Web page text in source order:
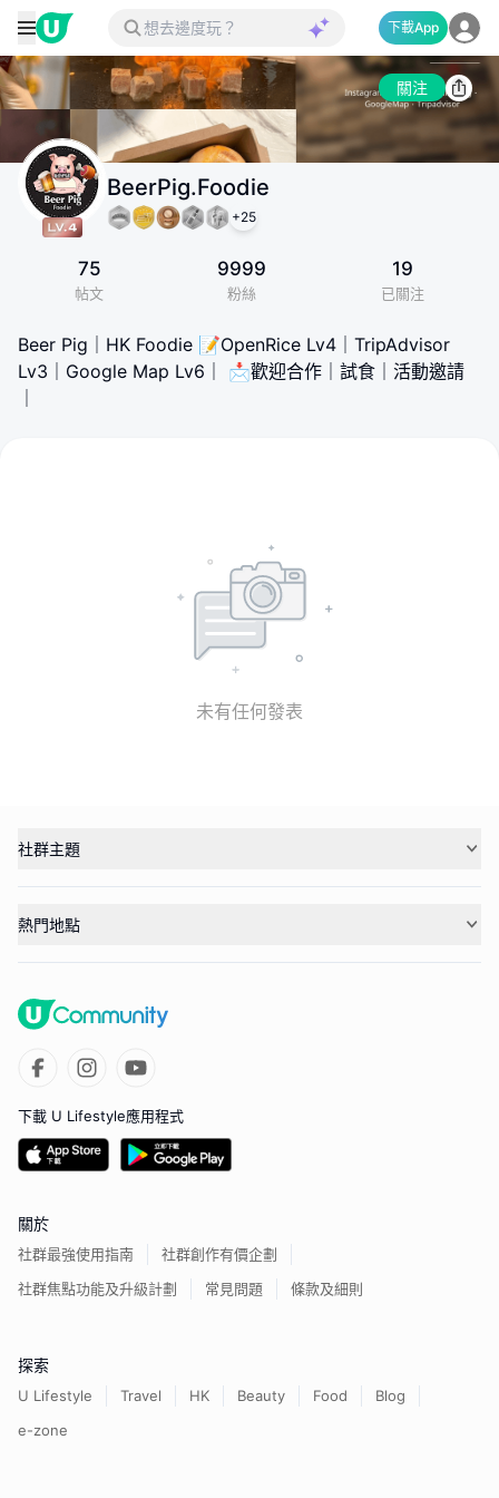
下載App
關注
BeerPig.Foodie
+25
75
帖文
9999
粉絲
19
已關注
Beer Pig｜HK Foodie 📝OpenRice Lv4｜TripAdvisor
Lv3｜Google Map Lv6｜ 📩歡迎合作｜試食｜活動邀請
未有任何發表
社群主題
熱門地點
下載 U Lifestyle應用程式
關於
社群最強使用指南
社群創作有價企劃
社群焦點功能及升級計劃
常見問題 條款及細則
探索
U Lifestyle Travel HK Beauty Food
Blog
e-zone